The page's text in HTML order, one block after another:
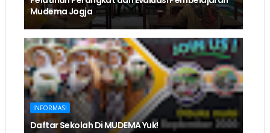
Mudema Jogja
INFORMASI
Daftar Sekolah Di MUDEMA Yuk!